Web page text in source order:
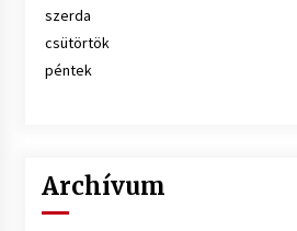
szerda
csütörtök
péntek
Archívum